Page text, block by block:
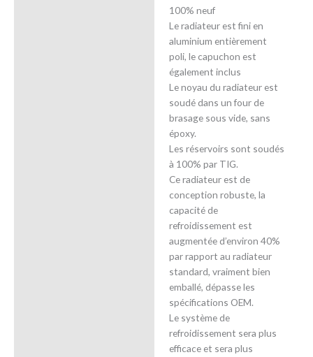
100% neuf
Le radiateur est fini en
aluminium entièrement
poli, le capuchon est
également inclus
Le noyau du radiateur est
soudé dans un four de
brasage sous vide, sans
époxy.
Les réservoirs sont soudés
à 100% par TIG.
Ce radiateur est de
conception robuste, la
capacité de
refroidissement est
augmentée d’environ 40%
par rapport au radiateur
standard, vraiment bien
emballé, dépasse les
spécifications OEM.
Le système de
refroidissement sera plus
efficace et sera plus